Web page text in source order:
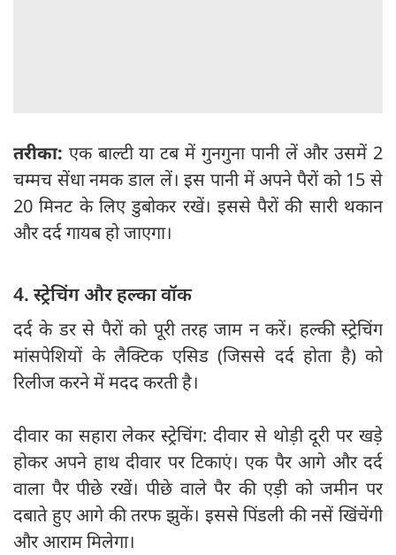
तरीका: एक बाल्टी या टब में गुनगुना पानी लें और उसमें 2
चम्मच सेंधा नमक डाल लें। इस पानी में अपने पैरों को 15 से
20 मिनट के लिए डुबोकर रखें। इससे पैरों की सारी थकान
और दर्द गायब हो जाएगा।
4. स्ट्रेचिंग और हल्का वॉक
दर्द के डर से पैरों को पूरी तरह जाम न करें। हल्की स्ट्रेचिंग
मांसपेशियों के लैक्टिक एसिड (जिससे दर्द होता है) को
रिलीज करने में मदद करती है।
दीवार का सहारा लेकर स्ट्रेचिंग: दीवार से थोड़ी दूरी पर खड़े
होकर अपने हाथ दीवार पर टिकाएं। एक पैर आगे और दर्द
वाला पैर पीछे रखें। पीछे वाले पैर की एड़ी को जमीन पर
दबाते हुए आगे की तरफ झुकें। इससे पिंडली की नसें खिंचेंगी
और आराम मिलेगा।